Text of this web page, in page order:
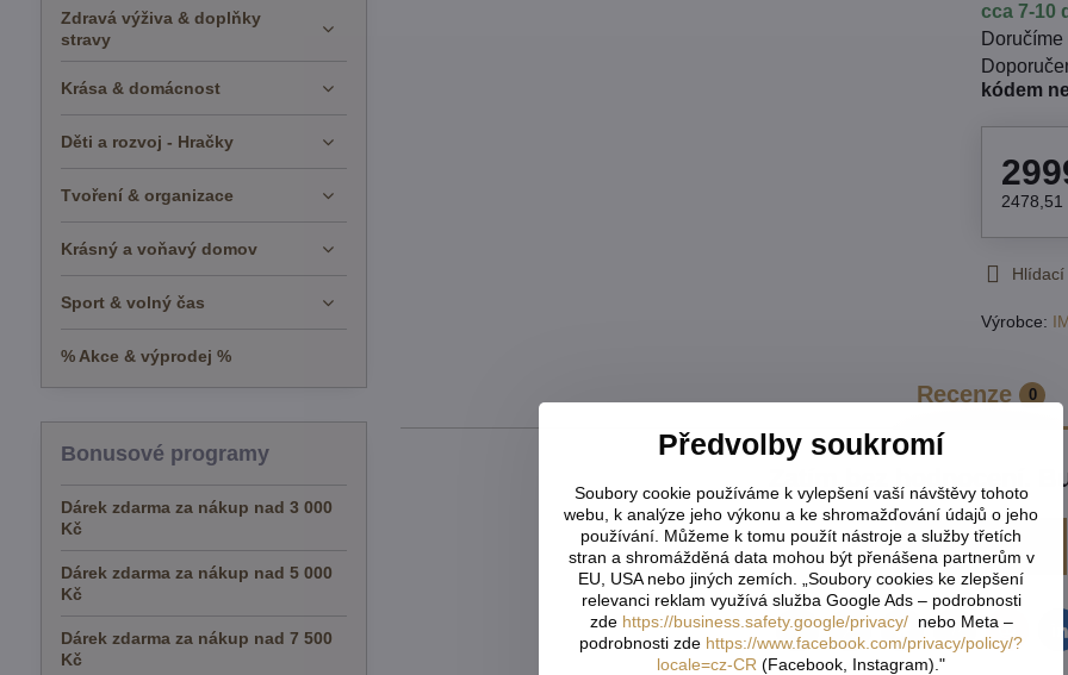
cca 7-10
kódem
2478,51
Hlídací
Výrobce:
Recenze 0
Zatím bez hodnocení.
Přidat recenzi
Facebook
TwitterBlueskyPinterestReddit
Zdravá výživa & doplňky
stravy
Krása & domácnost
Děti a rozvoj - Hračky
Tvoření & organizace
Krásný a voňavý domov
Sport & volný čas
% Akce & výprodej %
Bonusové programy
Dárek zdarma za nákup nad 3 000
Kč
Dárek zdarma za nákup nad 5 000
Kč
Dárek zdarma za nákup nad 7 500
Kč
Předvolby soukromí
Soubory cookie používáme k vylepšení vaší návštěvy tohoto
webu, k analýze jeho výkonu a ke shromažďování údajů o jeho
používání. Můžeme k tomu použít nástroje a služby třetích
stran a shromážděná data mohou být přenášena partnerům v
EU, USA nebo jiných zemích. „Soubory cookies ke zlepšení
relevanci reklam využívá služba Google Ads – podrobnosti
zde https://business.safety.google/privacy/nebo Meta –
podrobnosti zde https://www.facebook.com/privacy/policy/?
locale=cz-CR (Facebook, Instagram)."